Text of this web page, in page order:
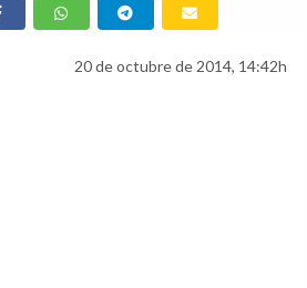
20 de octubre de 2014, 14:42h